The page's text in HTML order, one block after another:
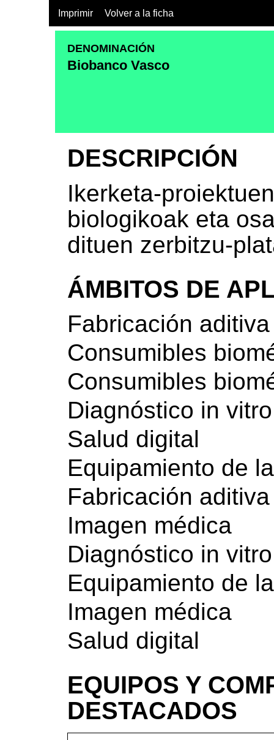
Imprimir Volver a la ficha
DENOMINACIÓN
Biobanco Vasco
DESCRIPCIÓN
Ikerketa-
biologikoak eta
dituen zerbitzu-
ÁMBITOS DE
Fabricación aditiva
Consumibles
Consumibles
Diagnóstico in vitro
Salud digital
Equipamiento de
Fabricación aditiva
Imagen médica
Diagnóstico in vitro
Equipamiento de
Imagen médica
Salud digital
EQUIPOS Y
DESTACADOS